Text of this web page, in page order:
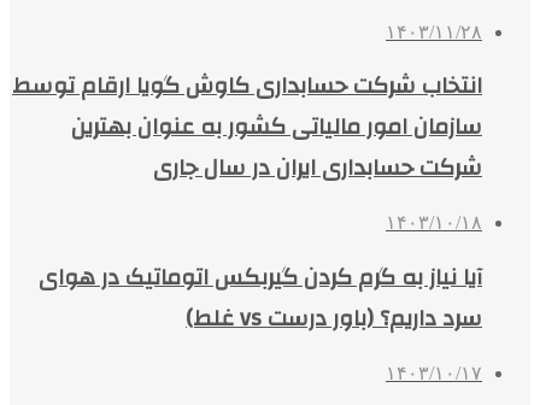
۱۴۰۳/۱۱/۲۸
انتخاب شرکت حسابداری کاوش گویا ارقام توسط
سازمان امور مالیاتی کشور به عنوان بهترین
شرکت حسابداری ایران در سال جاری
۱۴۰۳/۱۰/۱۸
آیا نیاز به گرم کردن گیربکس اتوماتیک در هوای
سرد داریم؟ (باور درست vs غلط)
۱۴۰۳/۱۰/۱۷